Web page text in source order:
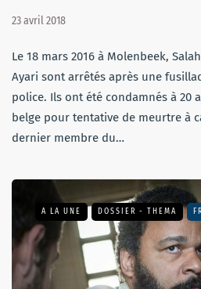
23 avril 2018
Le 18 mars 2016 à Molenbeek,
Ayari sont arrêtés après une
police. Ils ont été condamnés à 20
belge pour tentative de meurtre à
dernier membre du…
A LA UNE DOSSIER - THEMA